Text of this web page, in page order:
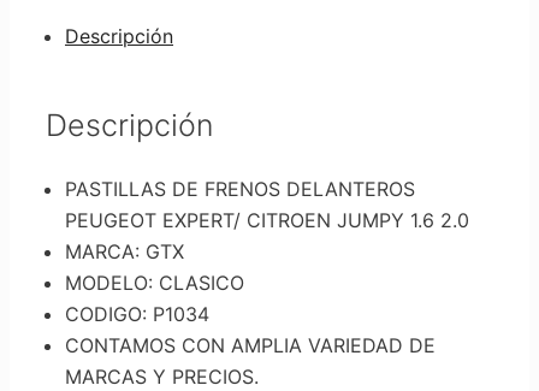
Descripción
Descripción
PASTILLAS DE FRENOS DELANTEROS
PEUGEOT EXPERT/ CITROEN JUMPY 1.6 2.0
MARCA: GTX
MODELO: CLASICO
CODIGO: P1034
CONTAMOS CON AMPLIA VARIEDAD DE
MARCAS Y PRECIOS.